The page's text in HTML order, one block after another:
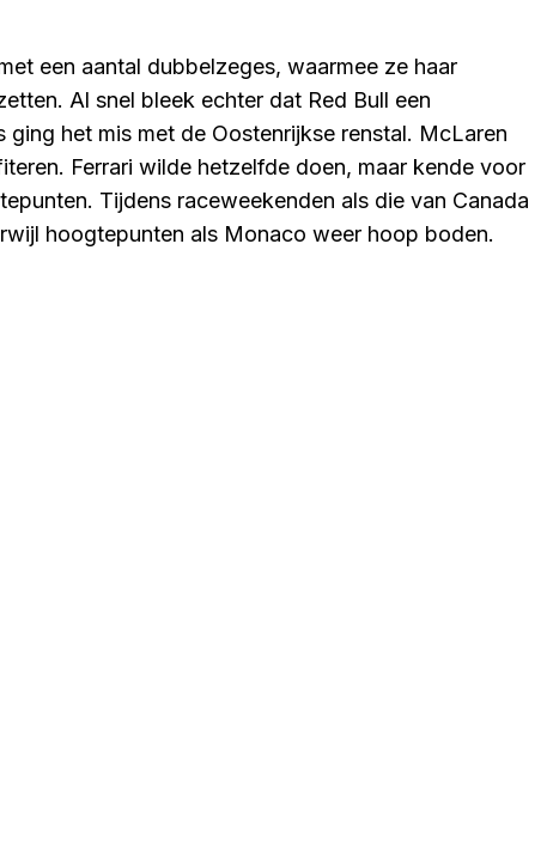
een aantal dubbelzeges, waarmee ze haar
Al snel bleek echter dat Red Bull een
het mis met de Oostenrijkse renstal. McLaren
Ferrari wilde hetzelfde doen, maar kende voor
Tijdens raceweekenden als die van Canada
hoogtepunten als Monaco weer hoop boden.